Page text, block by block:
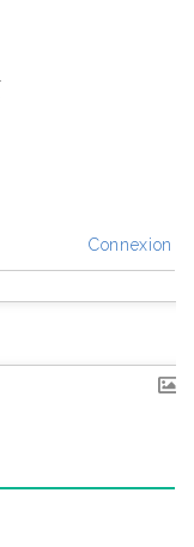
Connexion